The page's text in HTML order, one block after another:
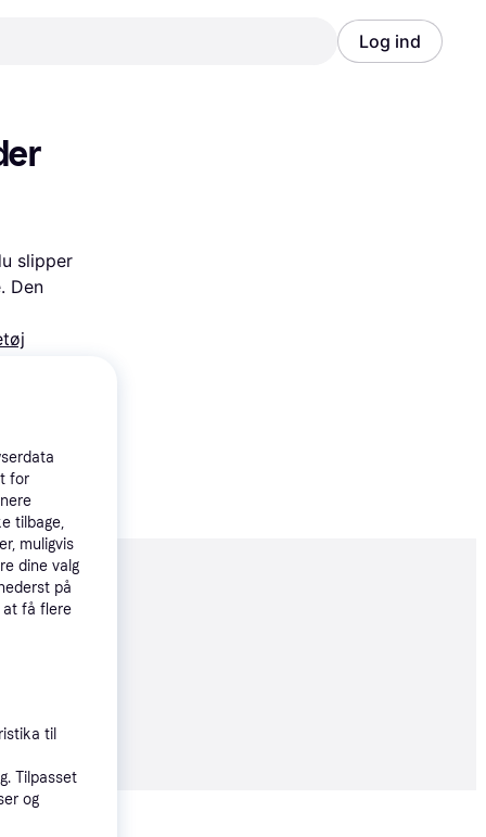
Log ind
slipper
Den
kr.
for
tilbage,
muligvis
dine valg
på
at få flere
til
Tilpasset
og